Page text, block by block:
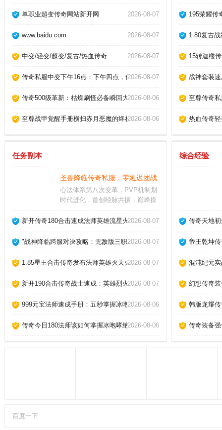
的刷怪或是去副本战斗，快速提升
穿戴，任何提升它的机会记得都不
单职业超变传奇网站新开网 2026-08-07
www.baidu.com 2026-08-07
中变/轻变/超变/复古/热血传奇 2026-08-07
传奇私服中变下午16点：下午四点，传奇新纪元启程
2026-08-07
传奇500级革新：枯燥刷怪必备瞬回大还丹！
2026-08-06
至尊战甲觉醒手册横扫赤月恶魔的终极奥义！
2026-08-06
195荣耀传
1.80复古
15转迦楼
战神套装
至尊传奇
热血传奇
任务副本
圣兽降临传奇私服：零延迟团战，再铸皇城辉煌！
心法体系第八次变革，PVP机制划
时代进化，首创经脉共振，巅峰操
统，感受颠覆性厮杀，炸裂连招感
新开传奇180合击速成法师英雄流星火雨终极指南！
2026-08-07
"战神降临跨服对决攻略：无敌版三职业如何驾驭道士召唤神兽？"
2026-08-07
1.85星王合击传奇发布法师英雄灭天火实战解析：如何瞬秒魔龙教主？
2026-08-07
新开190合击传奇战士速成：英雄烈火剑法横扫千军！
2026-08-07
999元宝法师速成手册：五秒掌握冰咆哮精髓
2026-08-06
传奇今日180法师该如何掌握冰咆哮绝技？2026-08-06
综合经验
传奇天地
帝王乾坤
混沌纪元
幻想传奇
韩版龙耀
传奇装备
百度一下